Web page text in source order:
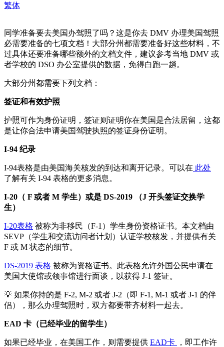
繁体
同学准备要去美国办驾照了吗？这是你去 DMV 办理美国驾照
必需要准备的七项文档！大部分州都需要准备好这些材料，不
过具体还要准备哪些额外的文档文件，建议参考当地 DMV 或
者学校的 DSO 办公室提供的数据，免得白跑一趟。
大部分州都需要下列文档：
签证和有效护照
护照可作为身份证明，签证则证明你在美国是合法居留，这都
是让你合法申请美国驾驶执照的签证身份证明。
I-94 纪录
I-94表格是由美国海关核发的到达和离开记录。可以在 此处
了解有关 I-94 表格的更多消息。
I-20（ F 或者 M 学生）或是 DS-2019 （J 开头签证交换学
生）
I-20表格 被称为非移民（F-1）学生身份资格证书。本文档由
SEVP（学生和交流访问者计划）认证学校核发，并提供有关
F 或 M 状态的细节。
DS-2019 表格 被称为资格证书。此表格允许外国公民申请在
美国大使馆或领事馆进行面谈，以获得 J-1 签证。
💡 如果你持的是 F-2, M-2 或者 J-2（即 F-1, M-1 或者 J-1 的伴
侣），那么办理驾照时，双方都要带齐材料一起去。
EAD 卡（已经毕业的留学生）
如果已经毕业，在美国工作，则需要提供 EAD卡
，即工作许